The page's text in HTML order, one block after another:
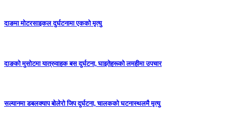
दाङमा मोटरसाइकल दुर्घटनामा एकको मृत्यु
दाङकाे मुसोटमा यात्रुवाहक बस दुर्घटना, घाइतेहरूको लमहीमा उपचार
सल्यानमा डबलक्याप बोलेरो जिप दुर्घटना, चालकको घटनास्थलमै मृत्यु